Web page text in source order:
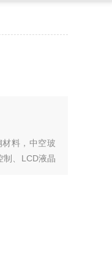
料，中空玻
制、LCD液晶